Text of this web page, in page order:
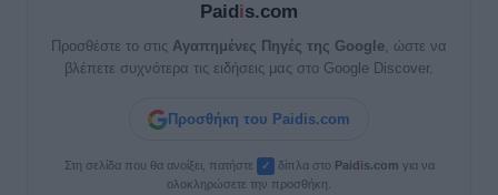
Paidis.com
Προσθέστε το στις Αγαπημένες Πηγές της Google, ώστε να
βλέπετε συχνότερα τις ειδήσεις μας στο Google Discover.
Προσθήκη του Paidis.com
Στη σελίδα που θα ανοίξει, πατήστε ✓ δίπλα στο Paidis.com για να
ολοκληρώσετε την προσθήκη.